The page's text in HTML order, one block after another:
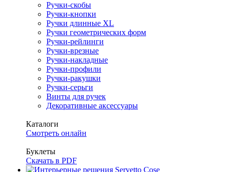
Ручки-скобы
Ручки-кнопки
Ручки длинные XL
Ручки геометрических форм
Ручки-рейлинги
Ручки-врезные
Ручки-накладные
Ручки-профили
Ручки-ракушки
Ручки-серьги
Винты для ручек
Декоративные аксессуары
Каталоги
Смотреть онлайн
Буклеты
Скачать в PDF